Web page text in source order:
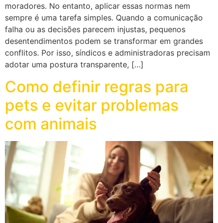
moradores. No entanto, aplicar essas normas nem
sempre é uma tarefa simples. Quando a comunicação
falha ou as decisões parecem injustas, pequenos
desentendimentos podem se transformar em grandes
conflitos. Por isso, síndicos e administradoras precisam
adotar uma postura transparente, […]
Como definir regras para
pets e evitar problemas
com animais